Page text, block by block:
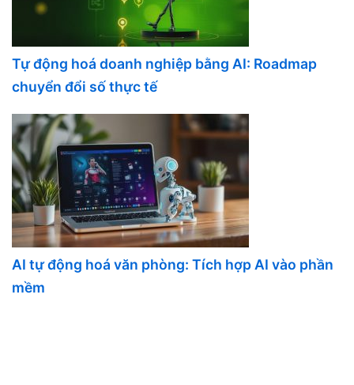
Tự động hoá doanh nghiệp bằng AI: Roadmap
chuyển đổi số thực tế
AI tự động hoá văn phòng: Tích hợp AI vào phần
mềm